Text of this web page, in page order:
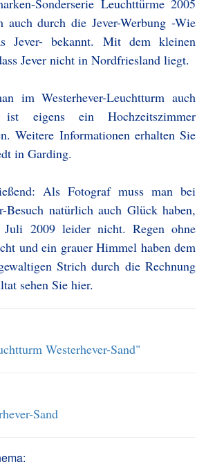
Sonderserie Leuchttürme 2005
auch durch die Jever-Werbung -Wie
Jever- bekannt. Mit dem kleinen
Jever nicht in Nordfriesland liegt.
im Westerhever-Leuchtturm auch
eigens ein Hochzeitszimmer
Weitere Informationen erhalten Sie
in Garding.
Als Fotograf muss man bei
Besuch natürlich auch Glück haben,
2009 leider nicht. Regen ohne
und ein grauer Himmel haben dem
Strich durch die Rechnung
sehen Sie hier.
Westerhever-Sand"
Sand